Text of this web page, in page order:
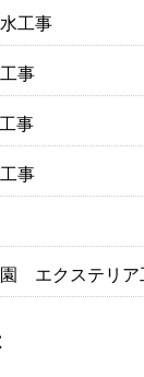
工事
事
事
事
エクステリア